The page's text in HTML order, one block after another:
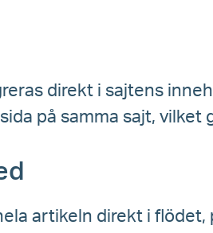
direkt i sajtens
på samma sajt,
artikeln direkt i